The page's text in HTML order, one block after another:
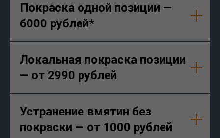
Покраска одной позиции —
6000 рублей*
Локальная покраска позиции
— от 2990 рублей
Устранение вмятин без
покраски — от 1000 рублей